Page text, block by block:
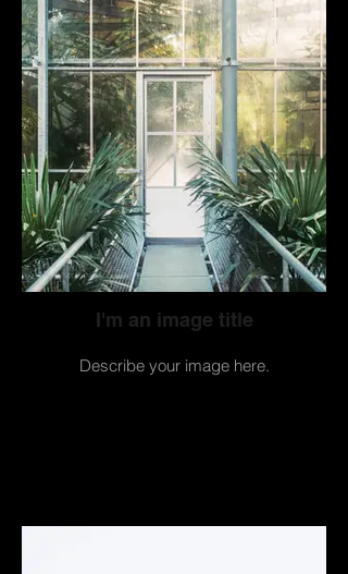
I'm an image title
Describe your image here.